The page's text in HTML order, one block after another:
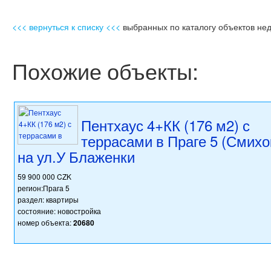
<<< вернуться к списку <<< выбранных по каталогу объектов
Похожие объекты:
Пентхаус 4+КК (176 м2) с
террасами в Праге 5
на ул.У Блаженки
59 900 000 CZK
регион:Прага 5
раздел: квартиры
состояние: новостройка
номер объекта:20680